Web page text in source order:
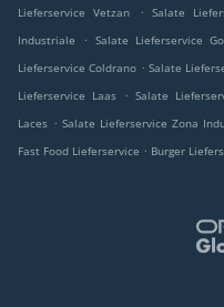
Lieferservice Vetzan
. Salate
Industriale
. Salate Lieferservice
Lieferservice Coldrano . Salate
Lieferservice Laas
. Salate
Laces . Salate Lieferservice Zona
Fast Food Lieferservice . Burger